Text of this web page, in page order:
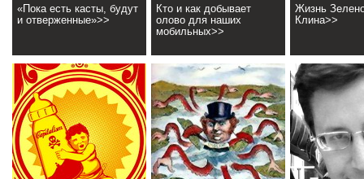
«Пока есть касты, будут
и отверженные»>>
Кто и как добывает
олово для наших
мобильных>>
Жизнь
Клина>>